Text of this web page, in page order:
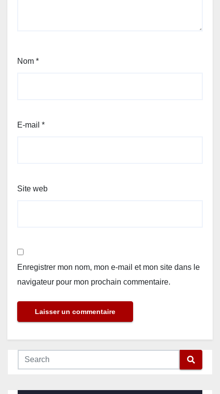
Nom *
E-mail *
Site web
Enregistrer mon nom, mon e-mail et mon site dans le
navigateur pour mon prochain commentaire.